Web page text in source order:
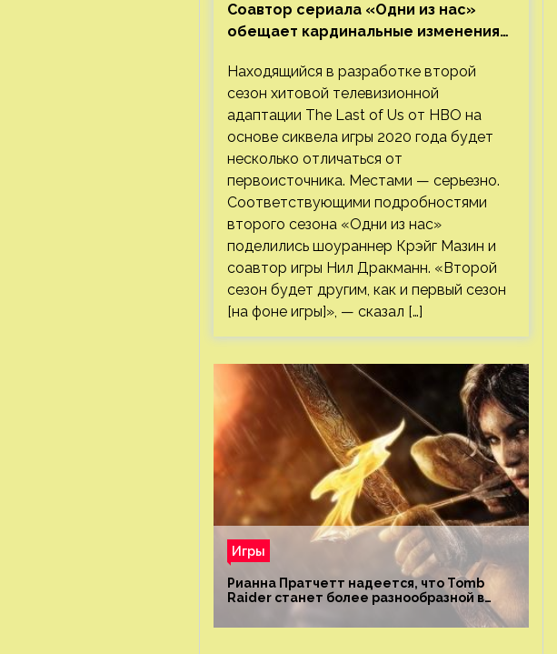
Соавтор сериала «Одни из нас»
обещает кардинальные изменения
Находящийся в разработке второй
сезон хитовой телевизионной
адаптации The Last of Us от HBO на
основе сиквела игры 2020 года будет
несколько отличаться от
первоисточника. Местами — серьезно.
Соответствующими подробностями
второго сезона «Одни из нас»
поделились шоураннер Крэйг Мазин и
соавтор игры Нил Дракманн. «Второй
сезон будет другим, как и первый сезон
[на фоне игры]», — сказал […]
Игры
Рианна Пратчетт надеется, что Tomb
Raider станет более разнообразной в
плане репрезентации